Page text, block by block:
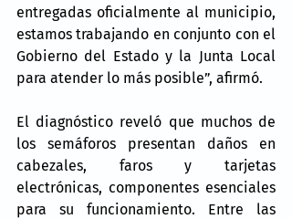
entregadas oficialmente al municipio,
estamos trabajando en conjunto con el
Gobierno del Estado y la Junta Local
para atender lo más posible”, afirmó.
El diagnóstico reveló que muchos de
los semáforos presentan daños en
cabezales, faros y tarjetas
electrónicas, componentes esenciales
para su funcionamiento. Entre las